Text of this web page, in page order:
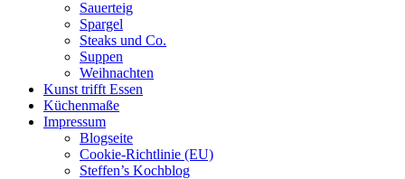
Sauerteig
Spargel
Steaks und Co.
Suppen
Weihnachten
Kunst trifft Essen
Küchenmaße
Impressum
Blogseite
Cookie-Richtlinie (EU)
Steffen’s Kochblog